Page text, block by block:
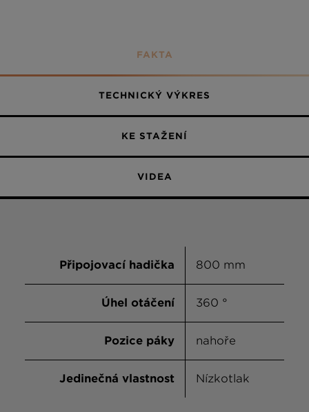
FAKTA
TECHNICKÝ VÝKRES
KE STAŽENÍ
VIDEA
Připojovací hadička 800 mm
Úhel otáčení 360 °
Pozice páky nahoře
Jedinečná vlastnost Nízkotlak